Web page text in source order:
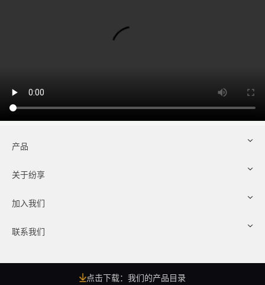
产品
关于纷享
加入我们
联系我们
点击下载：我们的产品目录